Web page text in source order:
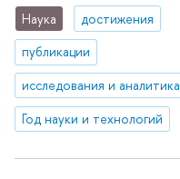
Наука
достижения
публикации
исследования и аналитика
Год науки и технологий